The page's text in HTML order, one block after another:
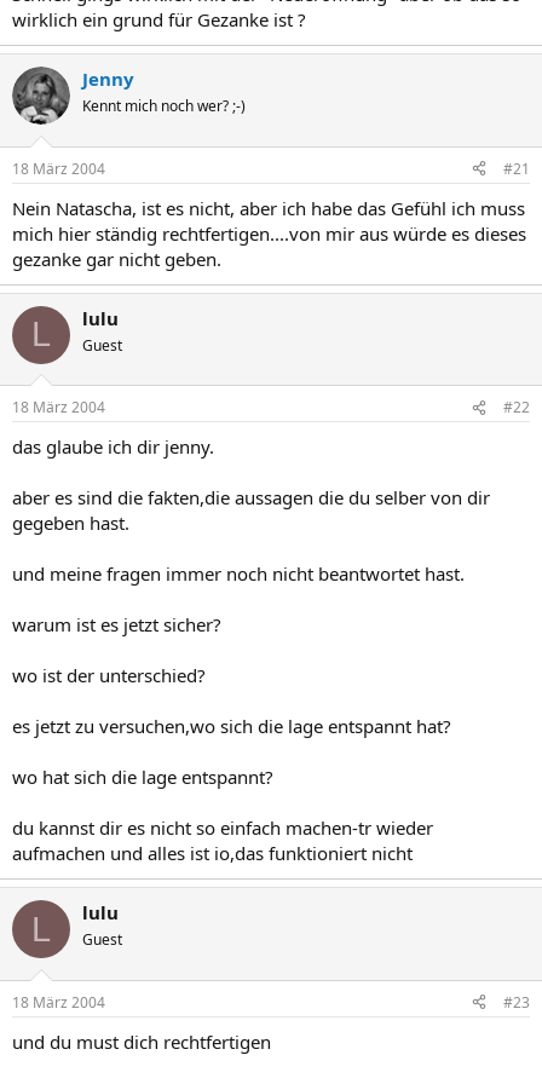
wirklich ein grund für Gezanke ist ?
Jenny
Kennt mich noch wer? ;-)
18 März 2004 #21
Nein Natascha, ist es nicht, aber ich habe das Gefühl ich muss
mich hier ständig rechtfertigen....von mir aus würde es dieses
gezanke gar nicht geben.
L lulu
Guest
18 März 2004 #22
das glaube ich dir jenny.
aber es sind die fakten,die aussagen die du selber von dir
gegeben hast.
und meine fragen immer noch nicht beantwortet hast.
warum ist es jetzt sicher?
wo ist der unterschied?
es jetzt zu versuchen,wo sich die lage entspannt hat?
wo hat sich die lage entspannt?
du kannst dir es nicht so einfach machen-tr wieder
aufmachen und alles ist io,das funktioniert nicht
L lulu
Guest
18 März 2004 #23
und du must dich rechtfertigen